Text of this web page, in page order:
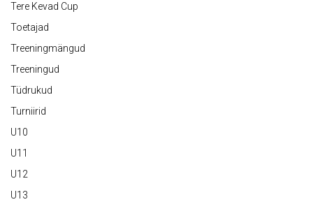
Tere Kevad Cup
Toetajad
Treeningmängud
Treeningud
Tüdrukud
Turniirid
U10
U11
U12
U13